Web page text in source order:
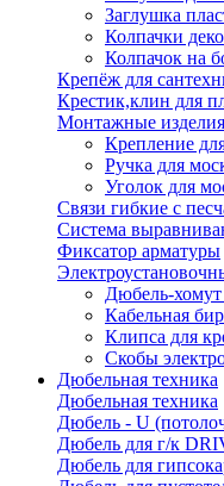
Заглушка
Колпачки
Колпачок на
Крепёж для
Крестик,клин для
Монтажные изделия
Крепление
Ручка для
Уголок для
Связи гибкие с
Система
Фиксатор арматуры
Дюбель-хомут
Кабельная
Клипса для
Скобы
Дюбельная техника
Дюбельная техника
Дюбель - U
Дюбель для г/к
Дюбель для